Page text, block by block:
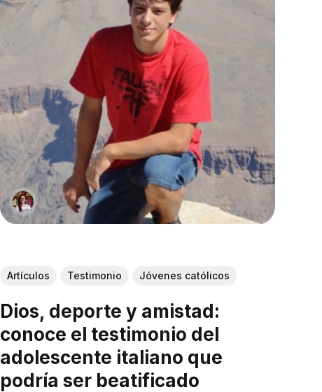
Artículos Testimonio Jóvenes católicos
Dios, deporte y amistad:
conoce el testimonio del
adolescente italiano que
podría ser beatificado